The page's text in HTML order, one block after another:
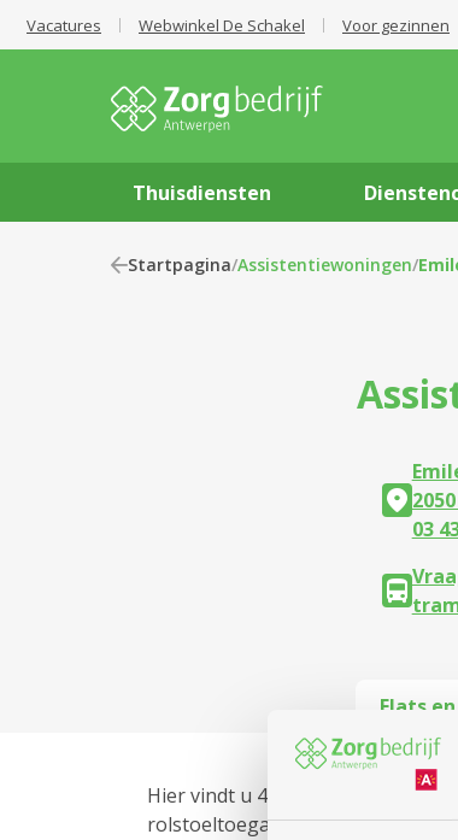
Vacatures Webwinkel De Schakel Voor gezinnen
Thuisdiensten
Startpagina/Assistentiewoningen/
03
Flats
Hier vindt u 48 flats van 55 tot 72 m
rolstoeltoegankelijk.